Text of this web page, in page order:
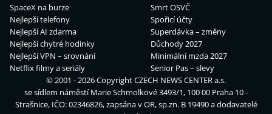
SpaceX na burze
Nejlepší telefony
Nejlepší AI zdarma
Nejlepší chytré hodinky
Nejlepší VPN – srovnání
Netflix filmy a seriály
Smrt OSVČ
Spořicí účty
Superdávka – změny
Důchody 2027
Minimální mzda 2027
Senior Pas – slevy
© 2001 - 2026 CopyrightCZECH NEWS CENTER a.s.
se sídlem náměstí Marie Schmolkové 3493/1, 100 00 Praha 10 -
Strašnice, IČO: 02346826, zapsána v OR, sp.zn. B 19490 a dodavatelé